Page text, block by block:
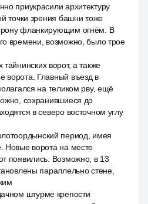
приукрасили архитектуру
точки зрения башни тоже
фланкирующим огнём. В
времени, возможно, было трое
ворот, а также
ворота. Главный въезд в
на теликом рву, ещё
сохранившиеся до
в северо восточном углу
период, имея
Новые ворота на месте
появились. Возможно, в 13
параллельно стене,
штурме крепости